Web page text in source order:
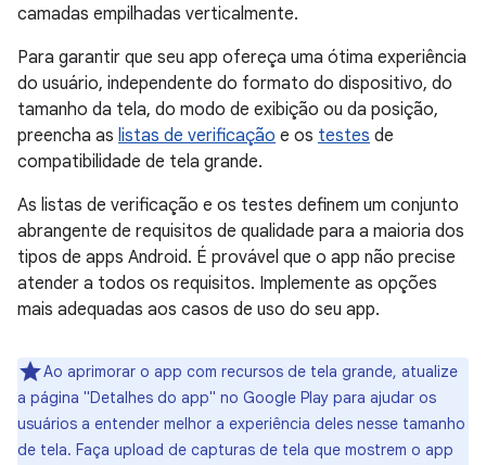
Para garantir que seu app ofereça uma ótima experiência
do usuário, independente do formato do dispositivo, do
tamanho da tela, do modo de exibição ou da posição,
preencha as listas de verificação e os testes de
compatibilidade de tela grande.
As listas de verificação e os testes definem um conjunto
abrangente de requisitos de qualidade para a maioria dos
tipos de apps Android. É provável que o app não precise
atender a todos os requisitos. Implemente as opções
mais adequadas aos casos de uso do seu app.
Ao aprimorar o app com recursos de tela grande, atualize
a página "Detalhes do app" no Google Play para ajudar os
usuários a entender melhor a experiência deles nesse tamanho
de tela. Faça upload de capturas de tela que mostrem o app